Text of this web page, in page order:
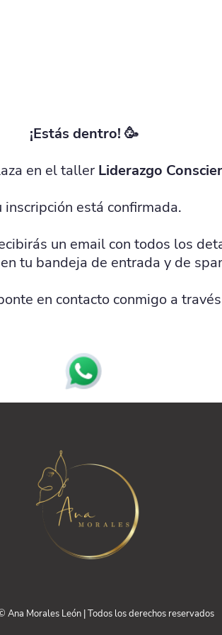
¡Estás dentro! 🥳
en el taller Liderazgo
inscripción está confirmada.
un email con todos los
tu bandeja de entrada y de
en contacto conmigo a
Ana Morales León | Todos los derechos reservados